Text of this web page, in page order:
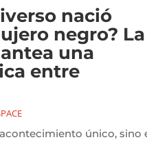
nació
negro? La
una
entre
único, sino